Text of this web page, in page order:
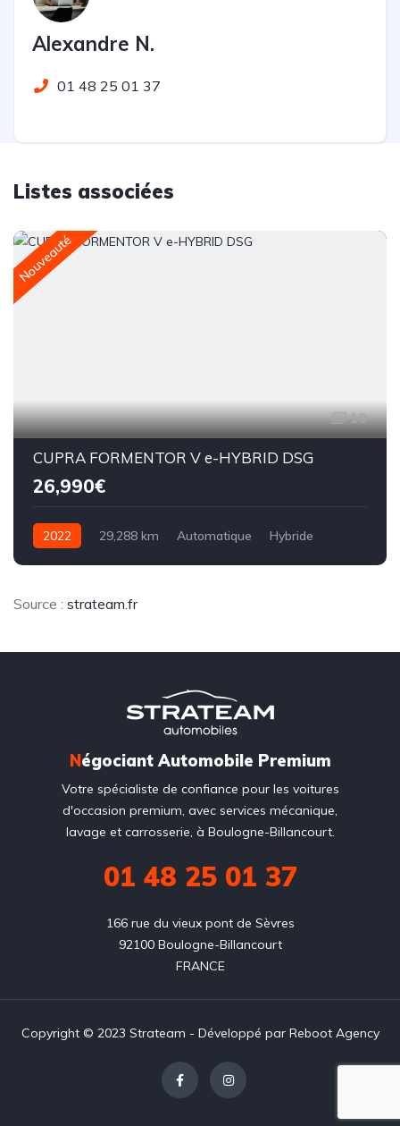
Alexandre N.
01 48 25 01 37
Listes associées
Nouveauté
10
CUPRA FORMENTOR V e-HYBRID DSG
26,990€
2022 29,288 km Automatique
Hybride
Source : strateam.fr
Négociant Automobile Premium
Votre spécialiste de confiance pour les voitures
d'occasion premium, avec services mécanique,
lavage et carrosserie, à Boulogne-Billancourt.
01 48 25 01 37
166 rue du vieux pont de Sèvres
92100 Boulogne-Billancourt
FRANCE
Copyright © 2023 Strateam - Développé par Reboot Agency